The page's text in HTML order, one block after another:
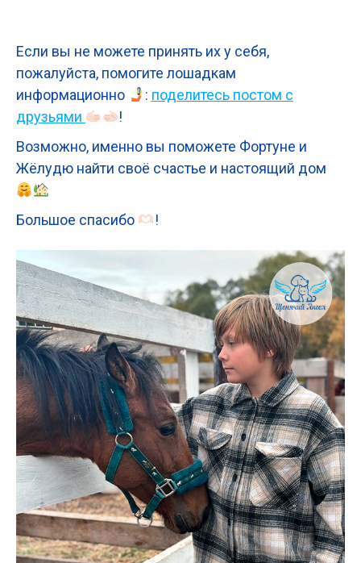
Если вы не можете принять их у себя,
пожалуйста, помогите лошадкам
информационно
: поделитесь постом с
друзьями
!
Возможно, именно вы поможете Фортуне и
Жёлудю найти своё счастье и настоящий дом
Большое спасибо !